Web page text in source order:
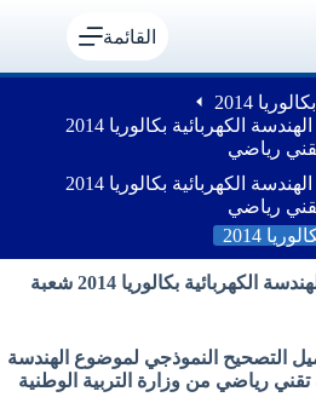
القائمة
بكالوريا 2014
التصحيح النموذجي لموضوع الهندسة الكهربائية بكالوريا 2014
رياضي
التصحيح النموذجي لموضوع الهندسة الكهربائية بكالوريا 2014
رياضي
2014
التصحيح النموذجي لموضوع الهندسة الكهربائية بكالوريا 2014 شعبة
التصحيح النموذجي لموضوع الهندسة
بكالوريا 2014 شعبة تقني رياضي من وزارة التربية الوطنية